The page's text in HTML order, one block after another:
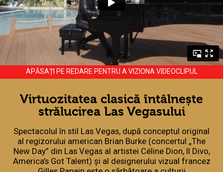
APĂSAȚI PE REDARE PENTRU A VIZIONA VIDEOCLIPUL
Virtuozitatea clasică întâlnește
strălucirea Las Vegasului
Spectacolul în stil Las Vegas, după conceptul original
al regizorului american Brian Burke (concertul „The
New Day” din Las Vegas al artistei Céline Dion, Il Divo,
America’s Got Talent) și al designerului vizual francez